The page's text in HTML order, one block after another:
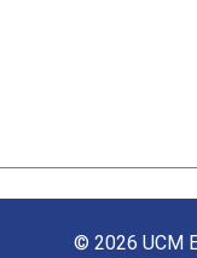
© 2026 UCM